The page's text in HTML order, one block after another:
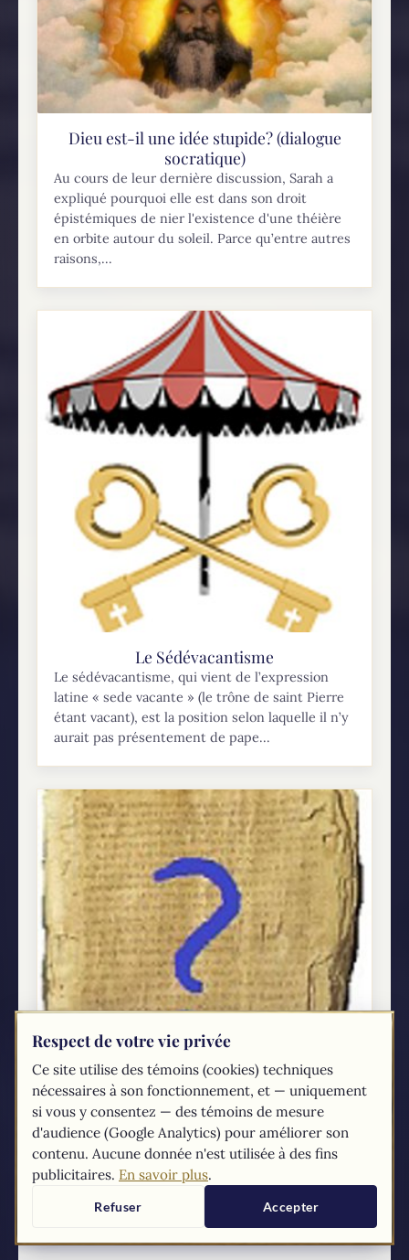
Dieu est-il une idée stupide? (dialogue
socratique)
Au cours de leur dernière discussion, Sarah a
expliqué pourquoi elle est dans son droit
épistémiques de nier l'existence d'une théière
en orbite autour du soleil. Parce qu’entre autres
raisons,...
Le Sédévacantisme
Le sédévacantisme, qui vient de l’expression
latine « sede vacante » (le trône de saint Pierre
étant vacant), est la position selon laquelle il n’y
aurait pas présentement de pape...
Évangiles anonymes ?
Si vous vous intéressez aux études sur
l’authenticité des Évangiles, vous savez
surement qu’il y a certains théologiens qui
prétendent que les Évangiles ne sont pas
authentiques. Pour eux, l’Évangile...
Respect de votre vie privée
Ce site utilise des témoins (cookies) techniques
nécessaires à son fonctionnement, et — uniquement
si vous y consentez — des témoins de mesure
d'audience (Google Analytics) pour améliorer son
contenu. Aucune donnée n'est utilisée à des fins
publicitaires. En savoir plus.
Refuser Accepter